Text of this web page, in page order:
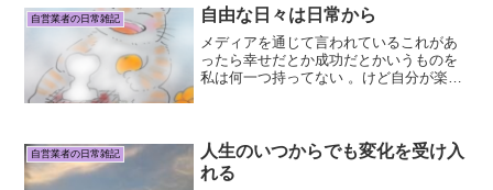
だけ。競争に負けた大多数の人はやりた
くない事を我慢して毎...
自営業者の日常雑記 自由な日々は日常から
メディアを通じて言われているこれがあ
ったら幸せだとか成功だとかいうものを
私は何一つ持ってない 。けど自分が楽し
前。常に目標を持たない...
自営業者の日常雑記
人生のいつからでも変化を受け入
れる